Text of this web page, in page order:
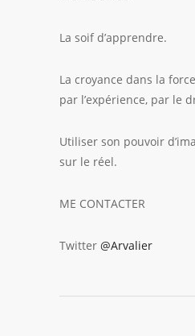
La soif d’apprendre.
La croyance dans la
par l’expérience, par le
Utiliser son pouvoir
sur le réel.
ME CONTACTER
Twitter @Arvalier